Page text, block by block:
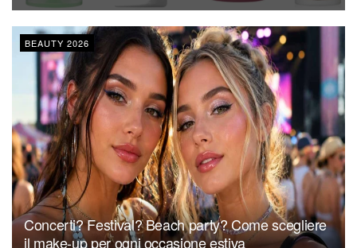
BEAUTY 2026
Concerti? Festival? Beach party? Come scegliere
il make-up per ogni occasione estiva